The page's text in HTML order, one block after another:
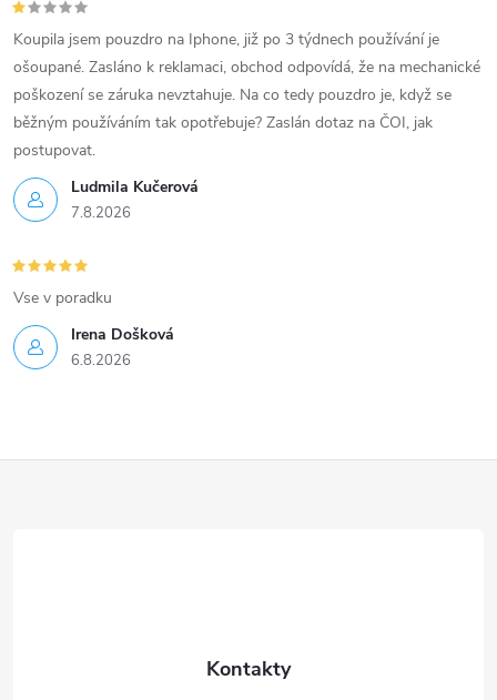
Ludmila Kučerová
7.8.2026
Koupila jsem pouzdro na Iphone, již po 3 týdnech používání je
ošoupané. Zasláno k reklamaci, obchod odpovídá, že na mechanické
poškození se záruka nevztahuje. Na co tedy pouzdro je, když se
běžným používáním tak opotřebuje? Zaslán dotaz na ČOI, jak
postupovat.
Irena Došková
6.8.2026
Vse v poradku